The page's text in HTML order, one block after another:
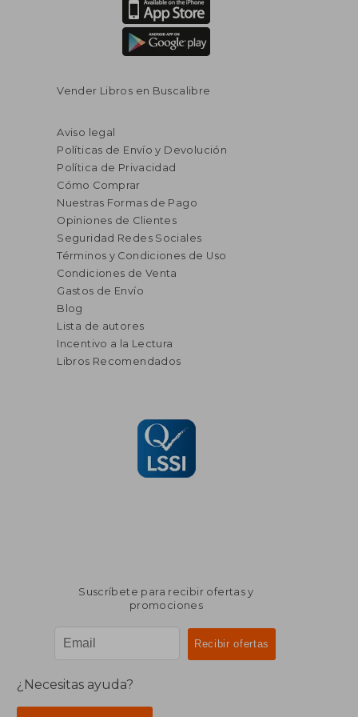
Vender Libros en Buscalibre
Aviso legal
Políticas de Envío y Devolución
Política de Privacidad
Cómo Comprar
Nuestras Formas de Pago
Opiniones de Clientes
Seguridad Redes Sociales
Términos y Condiciones de Uso
Condiciones de Venta
Gastos de Envío
Blog
Lista de autores
Incentivo a la Lectura
Libros Recomendados
Suscríbete para recibir ofertas y
promociones
¿Necesitas ayuda?